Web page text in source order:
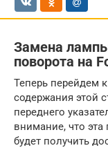
Замена
поворота на
Теперь перейдем
содержания этой
переднего
внимание, что
будет получить